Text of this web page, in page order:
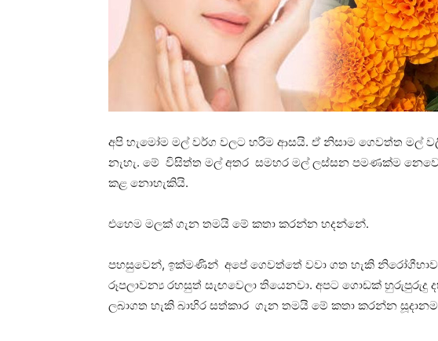
අපි හැමෝම මල් වර්ග වලට හරිම ආසයි. ඒ නිසාම ගෙවත්ත මල්
නැහැ. මේ විසිත්ත මල් අතර සමහර මල් ලස්සන පමණක්ම
කළ නොහැකියි.
එහෙම මලක් ගැන තමයි මේ කතා කරන්න හදන්නේ.
පහසුවෙන්, ඉක්මණින් අපේ ගෙවත්තේ වවා ගත හැකි
රූපලාවන්‍ය රහසුත් සැඟවෙලා තියෙනවා. අපට ගොඩක් හුරුපුරුදු
ලබාගත හැකි බාහිර සත්කාර ගැන තමයි මේ කතා කරන්න